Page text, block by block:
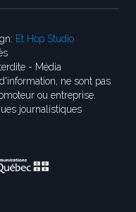
Et Hop Studio
- Média
ne sont pas
ou entreprise.
journalistiques